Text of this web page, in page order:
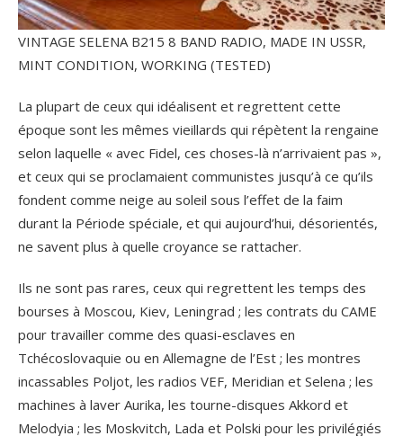
VINTAGE SELENA B215 8 BAND RADIO, MADE IN USSR,
MINT CONDITION, WORKING (TESTED)
La plupart de ceux qui idéalisent et regrettent cette
époque sont les mêmes vieillards qui répètent la rengaine
selon laquelle « avec Fidel, ces choses-là n’arrivaient pas »,
et ceux qui se proclamaient communistes jusqu’à ce qu’ils
fondent comme neige au soleil sous l’effet de la faim
durant la Période spéciale, et qui aujourd’hui, désorientés,
ne savent plus à quelle croyance se rattacher.
Ils ne sont pas rares, ceux qui regrettent les temps des
bourses à Moscou, Kiev, Leningrad ; les contrats du CAME
pour travailler comme des quasi-esclaves en
Tchécoslovaquie ou en Allemagne de l’Est ; les montres
incassables Poljot, les radios VEF, Meridian et Selena ; les
machines à laver Aurika, les tourne-disques Akkord et
Melodyia ; les Moskvitch, Lada et Polski pour les privilégiés